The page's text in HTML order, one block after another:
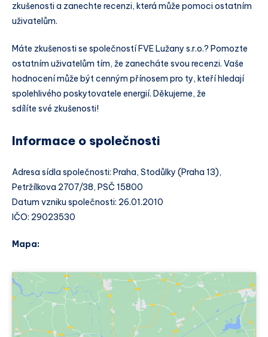
zkušenosti a zanechte recenzi, která může pomoci ostatním
uživatelům.
Máte zkušenosti se společností FVE Lužany s.r.o.? Pomozte
ostatním uživatelům tím, že zanecháte svou recenzi. Vaše
hodnocení může být cenným přínosem pro ty, kteří hledají
spolehlivého poskytovatele energií. Děkujeme, že
sdílíte své zkušenosti!
Informace o společnosti
Adresa sídla společnosti: Praha, Stodůlky (Praha 13),
Petržílkova 2707/38, PSČ 15800
Datum vzniku společnosti: 26.01.2010
IČO: 29023530
Mapa: